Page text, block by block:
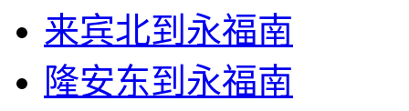
来宾北到永福南
隆安东到永福南